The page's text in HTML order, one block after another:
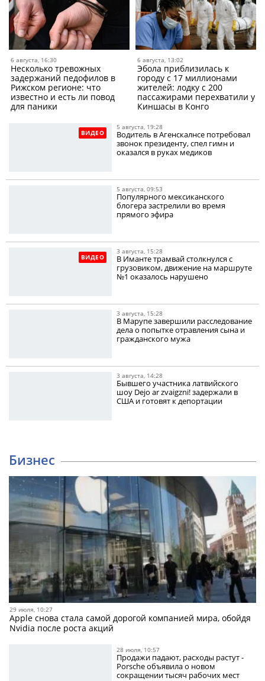
6 августа, 16:30
Несколько тревожных
задержаний педофилов в
Рижском регионе: что
известно и есть ли повод
для паники
6 августа, 13:02
Эбола приблизилась к
городу с 17 миллионами
жителей: лодку с 200
пассажирами перехватили у
Киншасы в Конго
ВИДЕО
5 августа, 19:28
Водитель в Агенскалнсе потребовал
звонок президенту, спел гимн и
оказался в руках медиков
5 августа, 09:53
Популярного мексиканского
блогера застрелили во время
прямого эфира
ВИДЕО
3 августа, 15:28
В Иманте трамвай столкнулся с
грузовиком, движение на маршруте
№1 оказалось нарушено
3 августа, 15:28
В Марупе завершили расследование
дела о попытке отравления сына и
гражданского мужа
3 августа, 14:28
Бывшего участника латвийского
шоу Dejo ar zvaigzni! задержали в
США и готовят к депортации
Бизнес
29 июля, 10:27
Apple снова стала самой дорогой компанией мира, обойдя
Nvidia после роста акций
28 июля, 10:57
Продажи падают, расходы растут -
Porsche объявила о новом
сокращении тысяч рабочих мест